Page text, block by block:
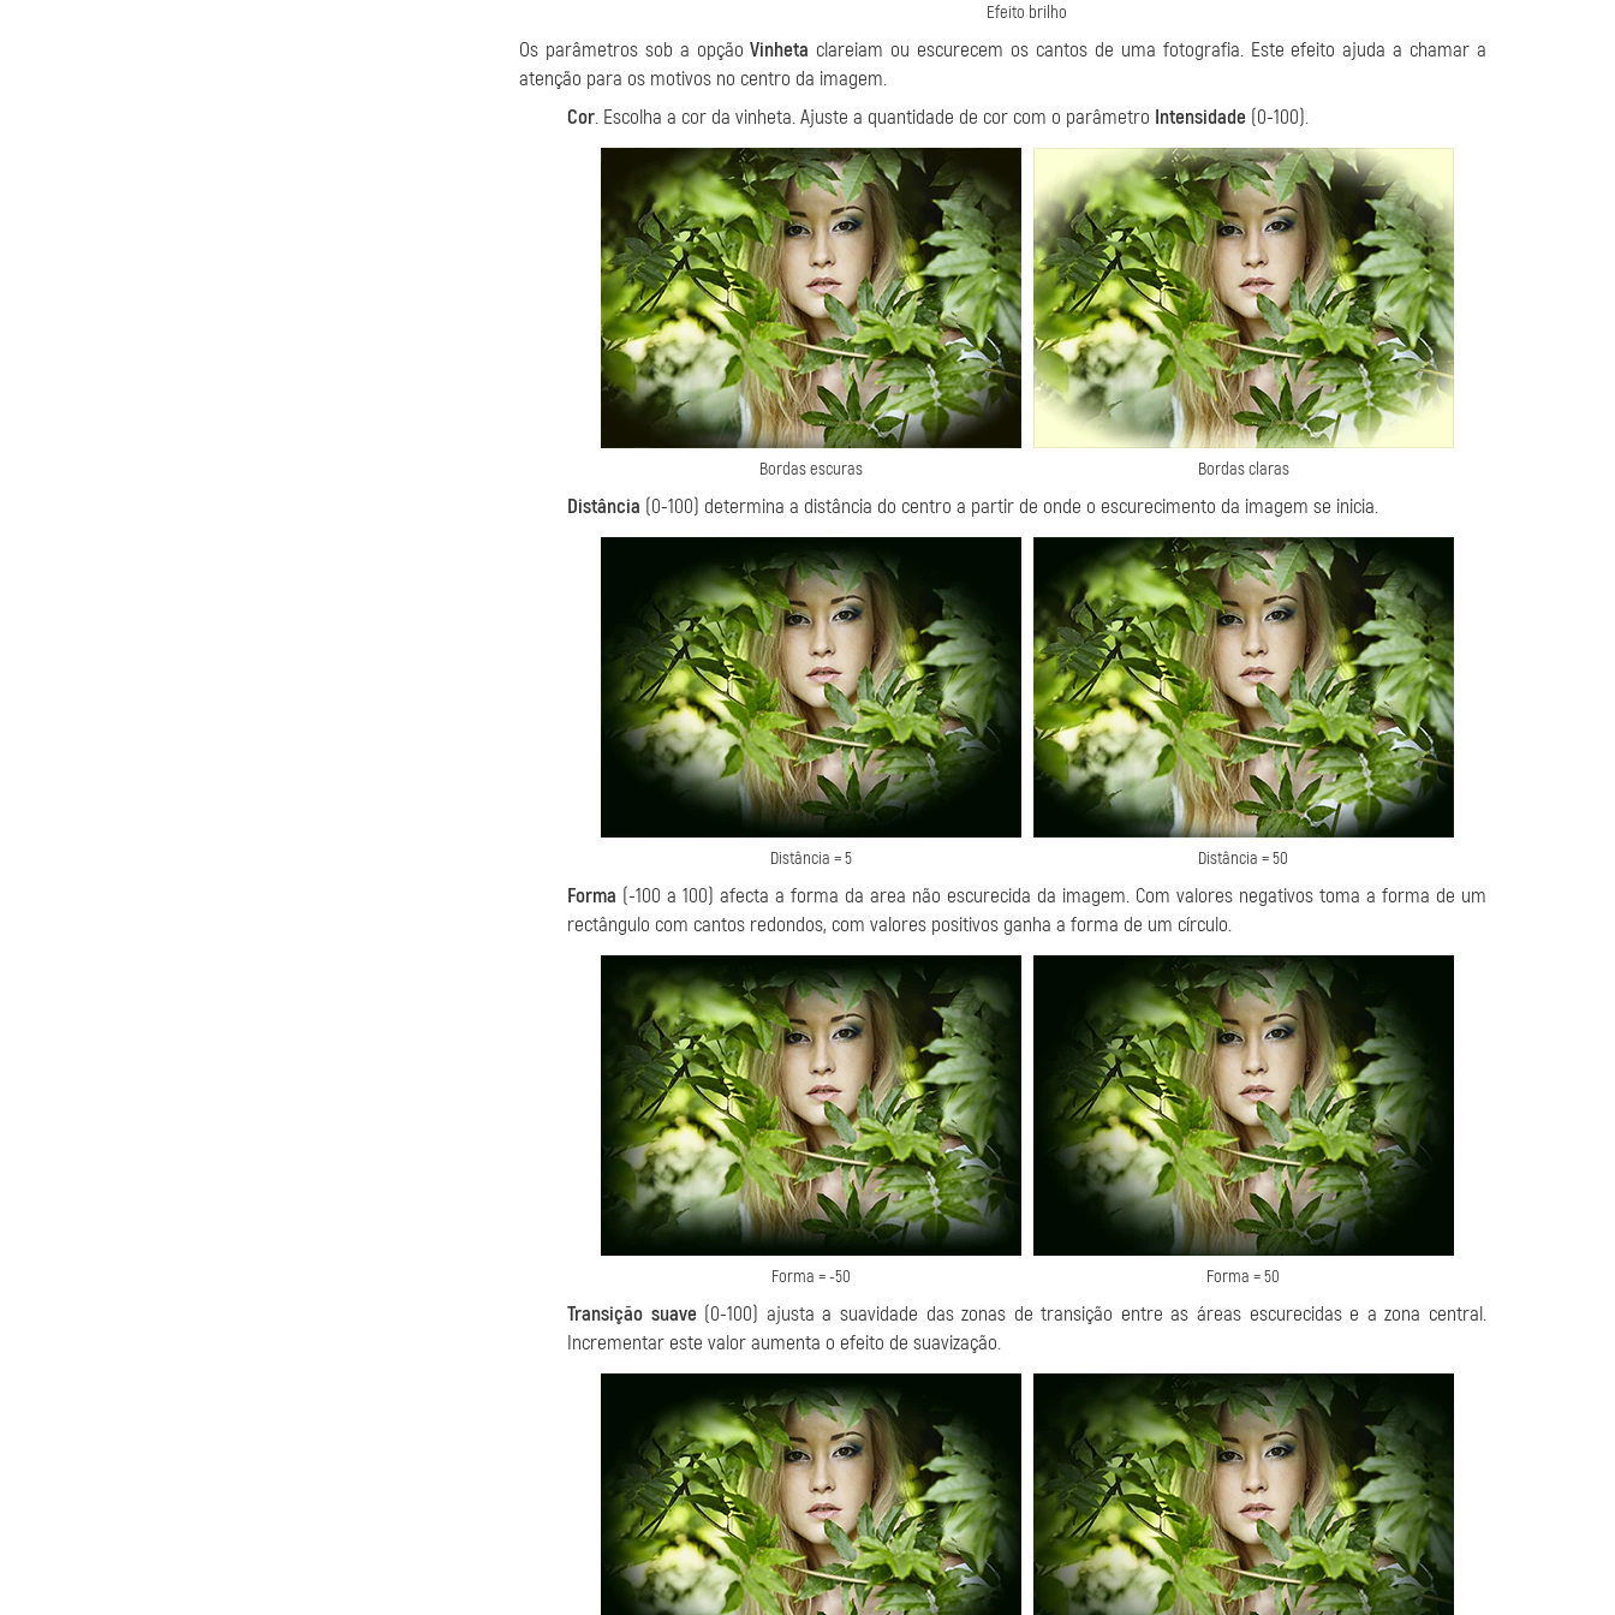
Efeito brilho
Os parâmetros sob a opçãoVinheta clareiam ou escurecem os cantos de uma fotografia. Este efeito ajuda a chamar a
atenção para os motivos no centro da imagem.
Cor. Escolha a cor da vinheta. Ajuste a quantidade de cor com o parâmetro Intensidade (0-100).
Bordas escuras Bordas claras
Distância (0-100) determina a distância do centro a partir de onde o escurecimento da imagem se inicia.
Distância = 5 Distância = 50
Forma (-100 a 100) afecta a forma da area não escurecida da imagem. Com valores negativos toma a forma de um
rectângulo com cantos redondos, com valores positivos ganha a forma de um círculo.
Forma = -50 Forma = 50
Transição suave(0-100) ajusta a suavidade das zonas de transição entre as áreas escurecidas e a zona central.
Incrementar este valor aumenta o efeito de suavização.